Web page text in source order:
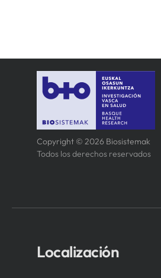
Copyright © 2026 Biosistemak
Todos los derechos reservados
Localización